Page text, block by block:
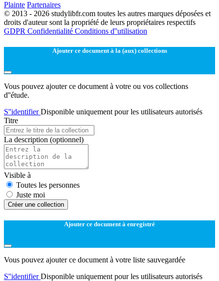
Plainte Partenaires
© 2013 - 2026 studylibfr.com toutes les autres marques déposées et
droits d'auteur sont la propriété de leurs propriétaires respectifs
GDPR Confidentialité Conditions d''utilisation
Ajouter ce document à la (aux) collections
Vous pouvez ajouter ce document à votre ou vos collections
d''étude.
S''identifierDisponible uniquement pour les utilisateurs autorisés
Titre
La description (optionnel)
Visible à
Toutes les personnes
Juste moi
Créer une collection
Ajouter ce document à enregistré
Vous pouvez ajouter ce document à votre liste sauvegardée
S''identifierDisponible uniquement pour les utilisateurs autorisés